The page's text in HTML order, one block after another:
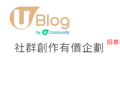
社群創作有價企劃